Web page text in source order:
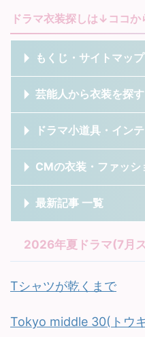
ドラマ衣装探しは↓ココか
もくじ・サイトマップ
芸能人から衣装を探す
ドラマ小道具・イン
CMの衣装・ファッシ
最新記事 一覧
2026年夏ドラマ(7月
Tシャツが乾くまで
Tokyo middle 30(トウ